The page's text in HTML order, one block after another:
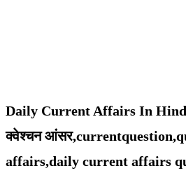
Daily Current Affairs In
क्वेश्चन
affairs,daily current affairs